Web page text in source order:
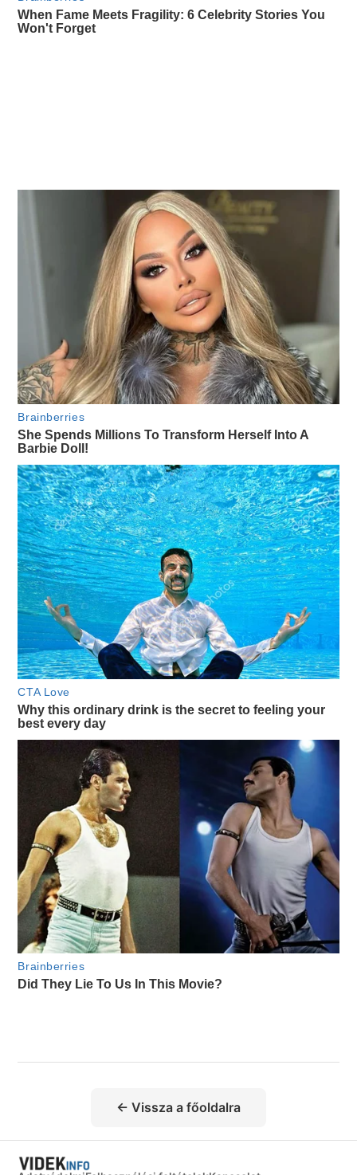
← Vissza a főoldalra